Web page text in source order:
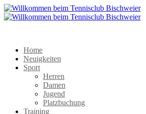
Home
Neuigkeiten
Sport
Herren
Damen
Jugend
Platzbuchung
Training